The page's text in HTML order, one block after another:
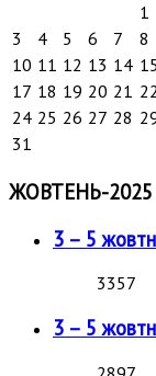
1
3
4 5 6 7 8
10 11 12 13 14 15
17 18 19 20 21 22
24 25 26 27 28
31
ЖОВТЕНЬ-2025
3 – 5
3357
3 – 5